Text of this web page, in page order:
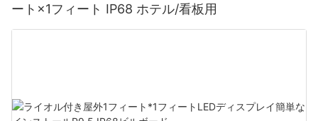
ート×1フィート IP68 ホテル/看板用